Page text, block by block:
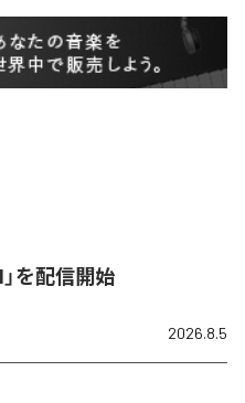
を配信開始
2026.8.5